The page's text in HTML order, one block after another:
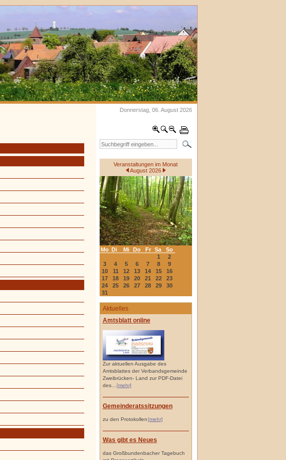
Donnerstag, 06. August 2026
Veranstaltungen im Monat
August 2026
Mo Di Mi Do Fr Sa
So
1
2
3
4 5 6 7 8
9
10
11 12 13 14 15
16
17
18 19 20 21 22
23
24
25 26 27 28 29
30
31
Aktuelles
Amtsblatt online
Zur aktuellen Ausgabe des
Amtsblattes der Verbandsgemeinde
Zweibrücken- Land zur PDF-Datei
des...
[mehr]
Gemeinderatssitzungen
zu den Protokollen[mehr]
Was gibt es Neues
das Großbundenbacher Tagebuch